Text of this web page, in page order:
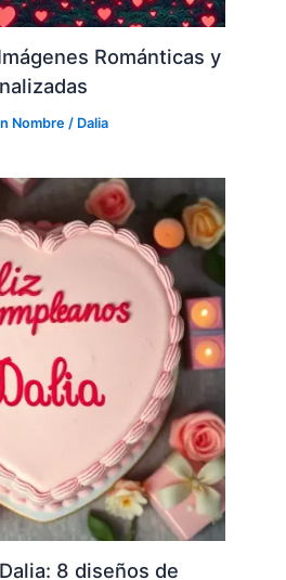
Románticas y
Nombre / Dalia
8 diseños de